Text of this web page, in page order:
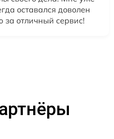
оставался доволен
за отличный сервис!